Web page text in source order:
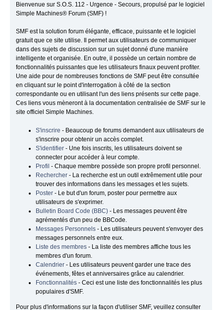
Bienvenue sur S.O.S. 112 - Urgence - Secours, propulsé par le logiciel
Simple Machines® Forum (SMF) !
SMF est la solution forum élégante, efficace, puissante et le logiciel
gratuit que ce site utilise. Il permet aux utilisateurs de communiquer
dans des sujets de discussion sur un sujet donné d'une manière
intelligente et organisée. En outre, il possède un certain nombre de
fonctionnalités puissantes que les utilisateurs finaux peuvent profiter.
Une aide pour de nombreuses fonctions de SMF peut être consultée
en cliquant sur le point d'interrogation à côté de la section
correspondante ou en utilisant l'un des liens présents sur cette page.
Ces liens vous mèneront à la documentation centralisée de SMF sur le
site officiel Simple Machines.
S'inscrire - Beaucoup de forums demandent aux utilisateurs de
s'inscrire pour obtenir un accès complet.
S'identifier - Une fois inscrits, les utilisateurs doivent se
connecter pour accéder à leur compte.
Profil - Chaque membre possède son propre profil personnel.
Rechercher - La recherche est un outil extrêmement utile pour
trouver des informations dans les messages et les sujets.
Poster - Le but d'un forum, poster pour permettre aux
utilisateurs de s'exprimer.
Bulletin Board Code (BBC) - Les messages peuvent être
agrémentés d'un peu de BBCode.
Messages Personnels - Les utilisateurs peuvent s'envoyer des
messages personnels entre eux.
Liste des membres - La liste des membres affiche tous les
membres d'un forum.
Calendrier - Les utilisateurs peuvent garder une trace des
événements, fêtes et anniversaires grâce au calendrier.
Fonctionnalités - Ceci est une liste des fonctionnalités les plus
populaires d'SMF.
Pour plus d'informations sur la façon d'utiliser SMF, veuillez consulter